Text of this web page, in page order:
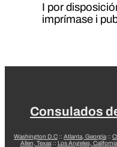
I por
imprímase i
Consulados
Washington D.C :: Atlanta, Georgia::
Allen, Texas:: Los Angeles, California